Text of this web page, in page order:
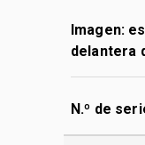
Imagen:
delantera
N.º de